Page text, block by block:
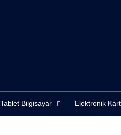
Tablet Bilgisayar Elektronik Kart